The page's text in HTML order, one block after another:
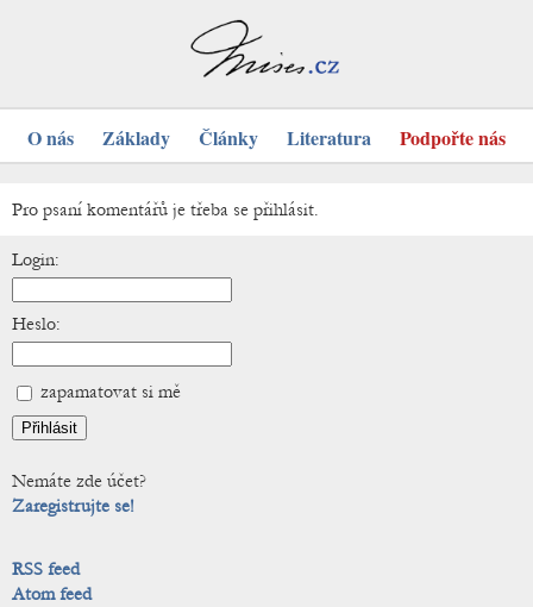
O nás Základy Články Literatura Podpořte nás
Pro psaní komentářů je třeba se přihlásit.
Login:
Heslo:
zapamatovat si mě
Nemáte zde účet?
Zaregistrujte se!
RSS feed
Atom feed